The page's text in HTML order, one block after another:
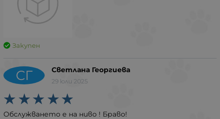
Закупен
СГ Светлана Георгиева
29 юли 2025
Обслужването е на ниво ! Браво!